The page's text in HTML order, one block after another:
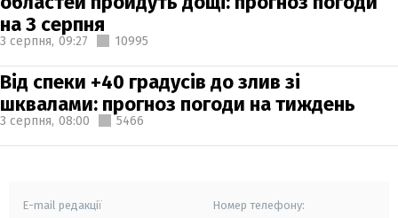
на 3 серпня
3 серпня, 09:27 10995
Від спеки +40 градусів до злив зі
шквалами: прогноз погоди на тиждень
3 серпня, 08:00 5466
E-mail редакції Номер телефону: